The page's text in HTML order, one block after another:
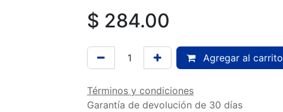
$ 284.00
Agregar al carrito
Términos y condiciones
Garantía de devolución de 30 días